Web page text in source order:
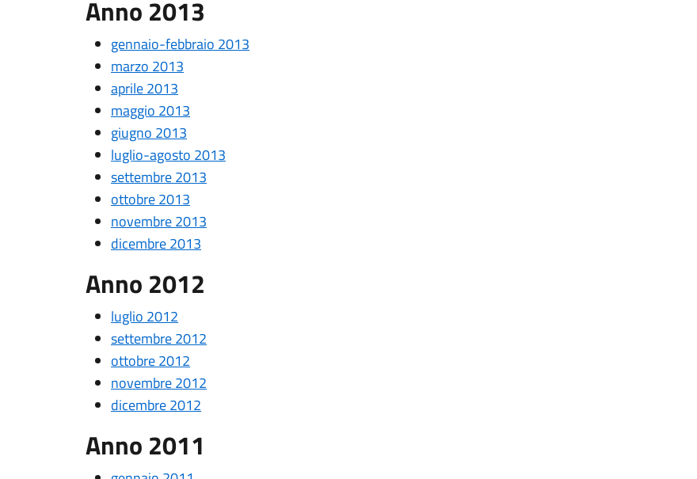
Anno 2013
gennaio-febbraio 2013
marzo 2013
aprile 2013
maggio 2013
giugno 2013
luglio-agosto 2013
settembre 2013
ottobre 2013
novembre 2013
dicembre 2013
Anno 2012
luglio 2012
settembre 2012
ottobre 2012
novembre 2012
dicembre 2012
Anno 2011